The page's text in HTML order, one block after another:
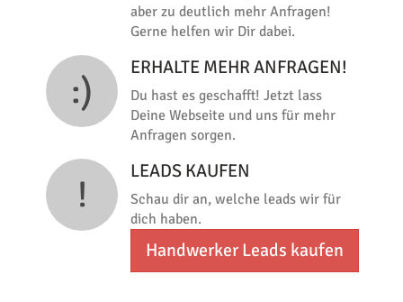
aber zu deutlich mehr Anfragen!
Gerne helfen wir Dir dabei.
:)
ERHALTE MEHR ANFRAGEN!
Du hast es geschafft! Jetzt lass
Deine Webseite und uns für mehr
Anfragen sorgen.
!
LEADS KAUFEN
Schau dir an, welche leads wir für
dich haben.
Handwerker Leads kaufen